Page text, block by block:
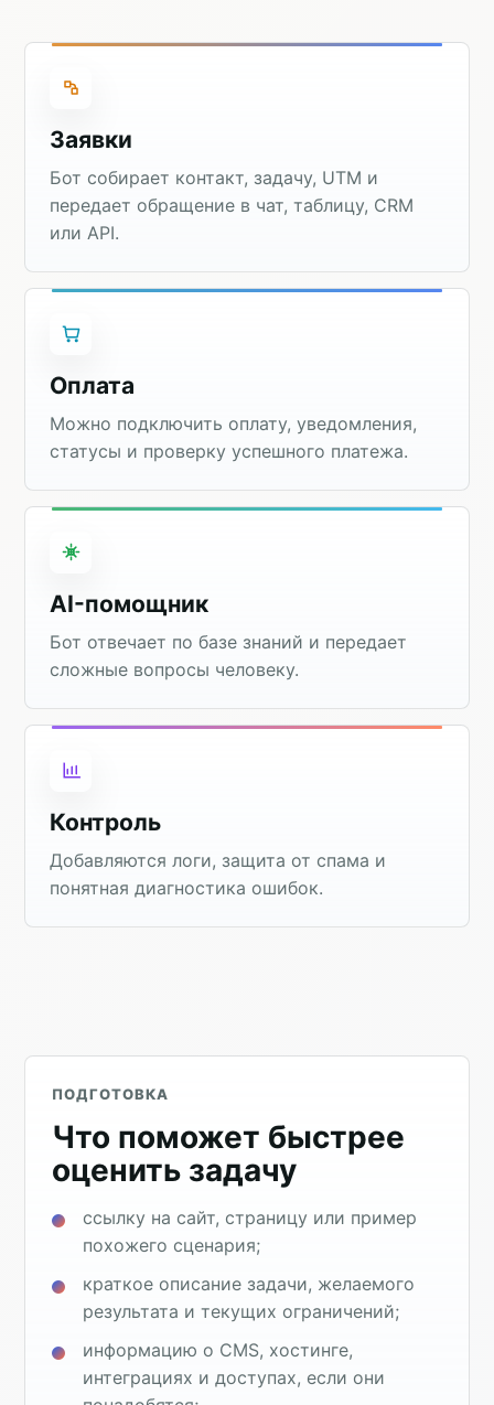
Заявки
Бот собирает контакт, задачу, UTM и
передает обращение в чат, таблицу, CRM
или API.
Оплата
Можно подключить оплату, уведомления,
статусы и проверку успешного платежа.
AI-помощник
Бот отвечает по базе знаний и передает
сложные вопросы человеку.
Контроль
Добавляются логи, защита от спама и
понятная диагностика ошибок.
ПОДГОТОВКА
Что поможет быстрее
оценить задачу
ссылку на сайт, страницу или пример
похожего сценария;
краткое описание задачи, желаемого
результата и текущих ограничений;
информацию о CMS, хостинге,
интеграциях и доступах, если они